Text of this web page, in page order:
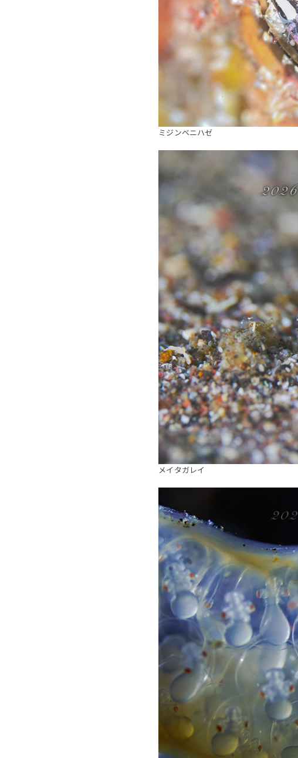
ミジンベニハゼ
メイタガレイ